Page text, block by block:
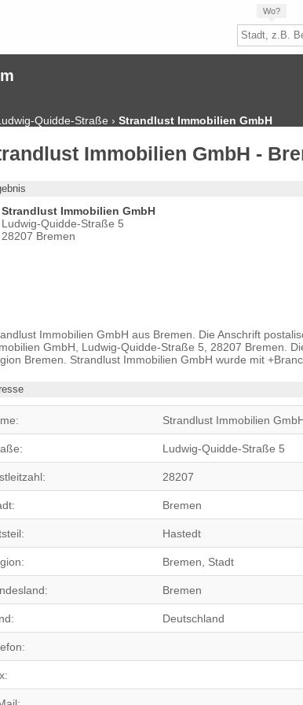
Wo?
Quidde-Straße › Strandlust Immobilien GmbH
Immobilien GmbH -
Strandlust Immobilien GmbH
Ludwig-Quidde-Straße 5
28207 Bremen
Immobilien GmbH aus Bremen. Die Anschrift
GmbH, Ludwig-Quidde-Straße 5, 28207 Bremen.
Bremen. Strandlust Immobilien GmbH wurde mit
Strandlust Immobilien
Ludwig-Quidde-Straße 5
28207
Bremen
Hastedt
Bremen, Stadt
Bremen
Deutschland